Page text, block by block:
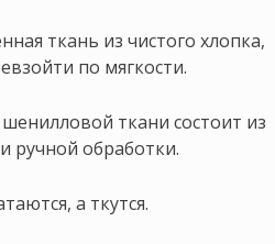
ткань из чистого хлопка,
по мягкости.
ткани состоит из
ручной обработки.
а ткутся.